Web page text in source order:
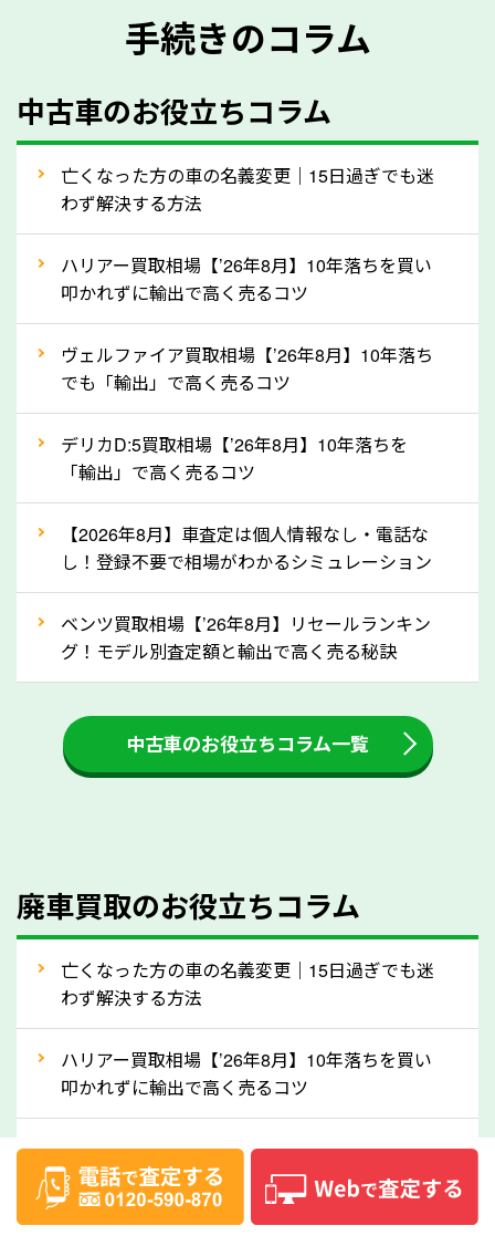
メーカー／車種
型式／グレード
走行距離（例：約〇万キロ）
車検の満了日
内装や外装の状態
定を行い高価買取価格をつけやすくなります。
ってきます！
自動車税の還付金は、先に年払いしていた自動車税が
月割りで返還されるものです。ですから、自動車税の
還付金は早めに売却するほど多く還付されます。不要
な車は早めに廃車手続きをしたほうが良いでしょう。
③自動車税の還付金の扱いについて確認し
ましょう！
車を廃車にすると、自動車税の還付金を受け取ること
ができる場合があります。廃車買取業者の中には、還
付金をお客様に返還しない業者もあります。廃車査定
をする際には、自動車税の還付金の返還があるかどう
かを確認するようにしてください。愛知県のソコカラ
人気の車種は廃車の状態でも、高価買取が可能です。
産車は高く買取が可能です。「廃車＝買取できない」
なら廃車の車も適正価格で買取できます。他社で買取
拒否となった車も価格がつく可能性があるので、諦め
ずに愛知県の「ソコカラ」にご相談ください。古い車
でも高価買取が可能なケースは珍しくないため、まず
はWebで簡単にできる無料査定をお試しください。
実際の買取実績を、車のメーカーや状態ごとに「買取
手続きのコラム
中古車のお役立ちコラム
亡くなった方の車の名義変更｜15日過ぎでも迷
わず解決する方法
ハリアー買取相場【’26年8月】10年落ちを買い
叩かれずに輸出で高く売るコツ
ヴェルファイア買取相場【’26年8月】10年落ち
でも「輸出」で高く売るコツ
デリカD:5買取相場【’26年8月】10年落ちを
「輸出」で高く売るコツ
【2026年8月】車査定は個人情報なし・電話な
し！登録不要で相場がわかるシミュレーション
ベンツ買取相場【’26年8月】リセールランキン
グ！モデル別査定額と輸出で高く売る秘訣
中古車のお役立ちコラム一覧
廃車買取のお役立ちコラム
亡くなった方の車の名義変更｜15日過ぎでも迷
わず解決する方法
ハリアー買取相場【’26年8月】10年落ちを買い
叩かれずに輸出で高く売るコツ
ヴェルファイア買取相場【’26年8月】10年落ち
でも「輸出」で高く売るコツ